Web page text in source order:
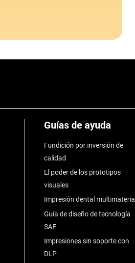
Guías de ayuda
Fundición por inversión de
calidad
El poder de los prototipos
visuales
Impresión dental multimaterial
Guía de diseño de tecnología
SAF
Impresiones sin soporte con
DLP